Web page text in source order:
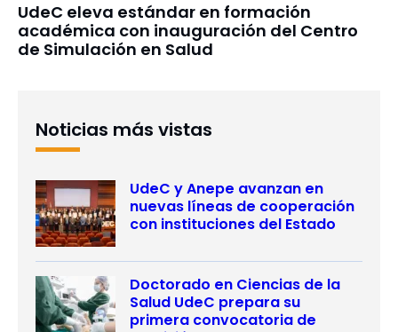
UdeC eleva estándar en formación
académica con inauguración del Centro
de Simulación en Salud
Noticias más vistas
UdeC y Anepe avanzan en
nuevas líneas de cooperación
con instituciones del Estado
Doctorado en Ciencias de la
Salud UdeC prepara su
primera convocatoria de